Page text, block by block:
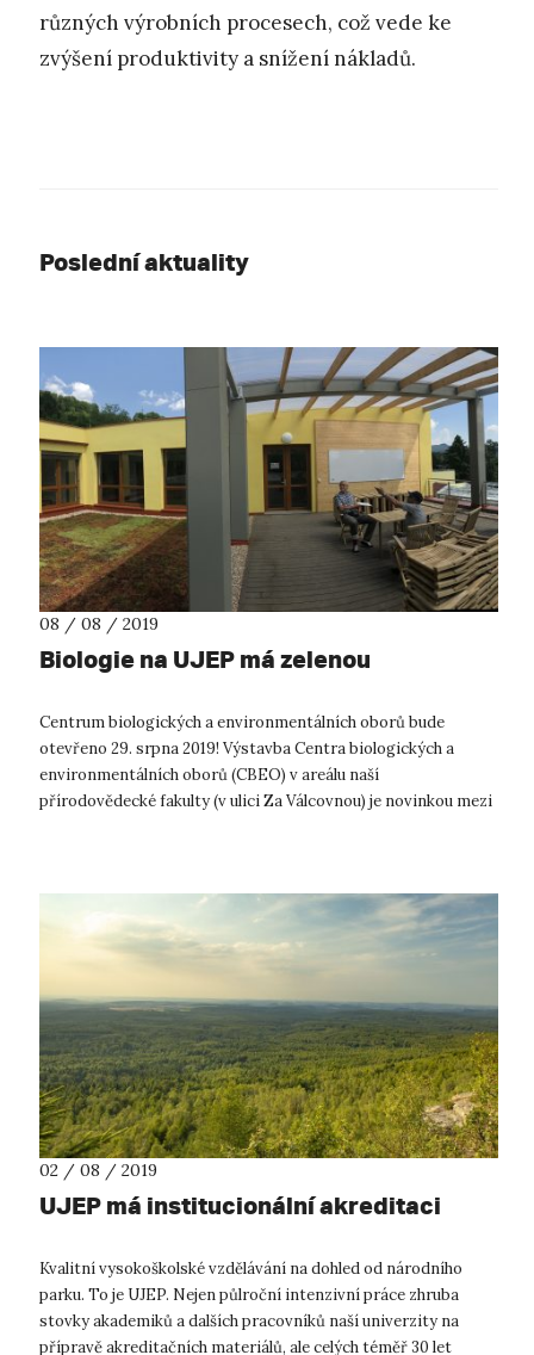
různých výrobních procesech, což vede ke
zvýšení produktivity a snížení nákladů.
Poslední aktuality
08 / 08 / 2019
Biologie na UJEP má zelenou
Centrum biologických a environmentálních oborů bude
otevřeno 29. srpna 2019! Výstavba Centra biologických a
environmentálních oborů (CBEO) v areálu naší
přírodovědecké fakulty (v ulici Za Válcovnou) je novinkou mezi
02 / 08 / 2019
UJEP má institucionální akreditaci
Kvalitní vysokoškolské vzdělávání na dohled od národního
parku. To je UJEP. Nejen půlroční intenzivní práce zhruba
stovky akademiků a dalších pracovníků naší univerzity na
přípravě akreditačních materiálů, ale celých téměř 30 let